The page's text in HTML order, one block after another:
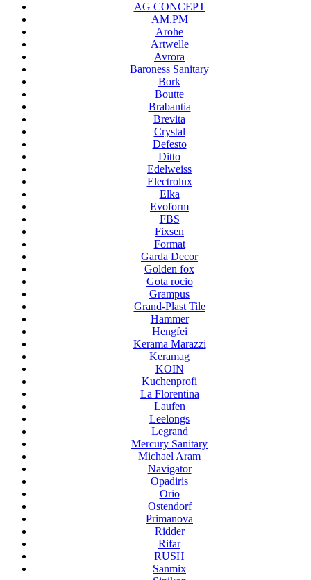
AG CONCEPT
AM.PM
Arohe
Artwelle
Avrora
Baroness Sanitary
Bork
Boutte
Brabantia
Brevita
Crystal
Defesto
Ditto
Edelweiss
Electrolux
Elka
Evoform
FBS
Fixsen
Format
Garda Decor
Golden fox
Gota rocio
Grampus
Grand-Plast Tile
Hammer
Hengfei
Kerama Marazzi
Keramag
KOIN
Kuchenprofi
La Florentina
Laufen
Leelongs
Legrand
Mercury Sanitary
Michael Aram
Navigator
Opadiris
Orio
Ostendorf
Primanova
Ridder
Rifar
RUSH
Sanmix